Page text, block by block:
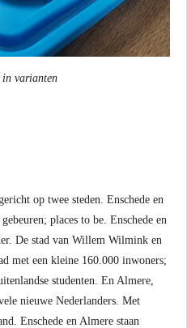
in varianten
op twee steden. Enschede en
places to be. Enschede en
De stad van Willem Wilmink en
met een kleine 160.000 inwoners;
studenten. En Almere,
nieuwe Nederlanders. Met
Enschede en Almere staan